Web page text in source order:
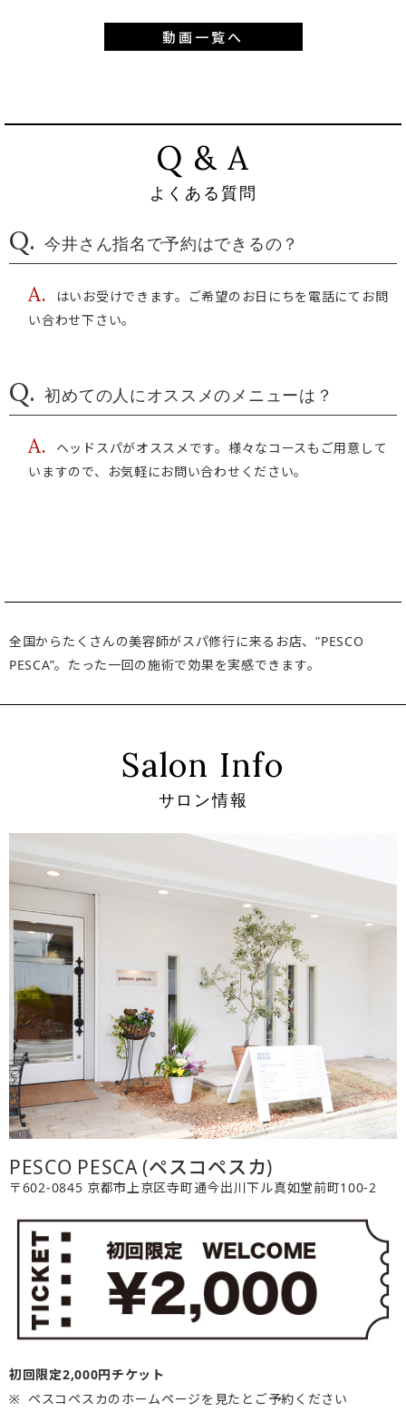
動画一覧へ
Q & A
よくある質問
Q. 今井さん指名で予約はできるの？
A.
はいお受けできます。ご希望のお日にちを電話にてお問
い合わせ下さい。
Q. 初めての人にオススメのメニューは？
A.
ヘッドスパがオススメです。様々なコースもご用意して
いますので、お気軽にお問い合わせください。
全国からたくさんの美容師がスパ修行に来るお店、”PESCO
PESCA”。たった一回の施術で効果を実感できます。
Salon Info
サロン情報
PESCO PESCA (ペスコペスカ)
〒602-0845 京都市上京区寺町通今出川下ル真如堂前町100-2
初回限定2,000円チケット
ペスコペスカのホームページを見たとご予約ください